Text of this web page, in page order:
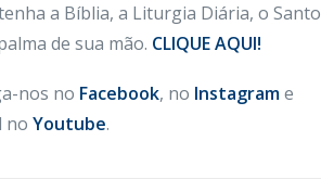
a Bíblia, a Liturgia Diária, o Santo
de sua mão. CLIQUE AQUI!
nos no Facebook, no Instagrame
no Youtube.